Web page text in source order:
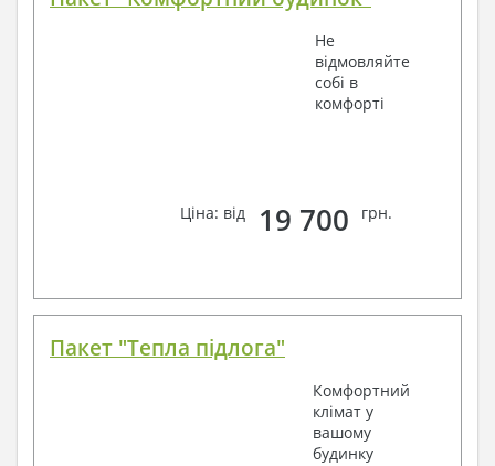
Не
відмовляйте
собі в
комфорті
Ціна: від 19 700 грн.
Пакет "Тепла підлога"
Комфортний
клімат у
вашому
будинку